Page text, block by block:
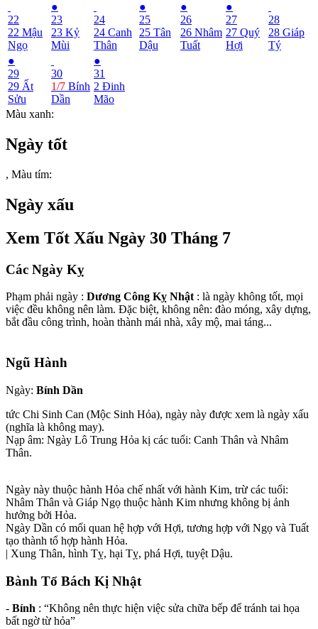
22
22 Mậu
Ngọ
●
23
23 Kỷ
Mùi
24
24 Canh
Thân
●
25
25 Tân
Dậu
●
26
26 Nhâm
Tuất
●
27
27 Quý
Hợi
28
28 Giáp
Tý
●
29
29 Ất
Sửu
30
1/7 Bính
Dần
●
31
2 Đinh
Mão
Màu xanh:
Ngày tốt
, Màu tím:
Ngày xấu
Xem Tốt Xấu Ngày 30 Tháng 7
Các Ngày Kỵ
Phạm phải ngày : Dương Công Kỵ Nhật : là ngày không tốt, mọi
việc đều không nên làm. Đặc biệt, không nên: đào móng, xây dựng,
bắt đầu công trình, hoàn thành mái nhà, xây mộ, mai táng...
Ngũ Hành
Ngày: Bính Dần
tức Chi Sinh Can (Mộc Sinh Hỏa), ngày này được xem là ngày xấu
(nghĩa là không may).
Nạp âm: Ngày Lô Trung Hỏa kị các tuổi: Canh Thân và Nhâm
Thân.
Ngày này thuộc hành Hỏa chế nhất với hành Kim, trừ các tuổi:
Nhâm Thân và Giáp Ngọ thuộc hành Kim nhưng không bị ảnh
hưởng bởi Hỏa.
Ngày Dần có mối quan hệ hợp với Hợi, tương hợp với Ngọ và Tuất
tạo thành tổ hợp hành Hỏa.
| Xung Thân, hình Tỵ, hại Tỵ, phá Hợi, tuyệt Dậu.
Bành Tổ Bách Kị Nhật
- Bính : “Không nên thực hiện việc sửa chữa bếp để tránh tai họa
bất ngờ từ hỏa”